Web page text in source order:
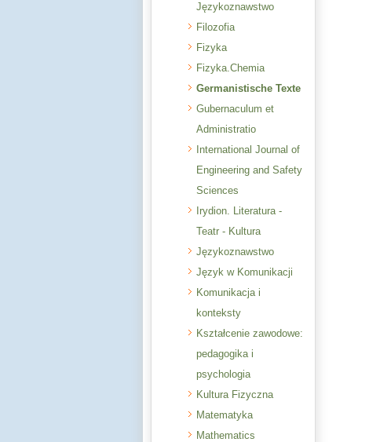
Językoznawstwo
Filozofia
Fizyka
Fizyka.Chemia
Germanistische Texte
Gubernaculum et
Administratio
International Journal of
Engineering and Safety
Sciences
Irydion. Literatura -
Teatr - Kultura
Językoznawstwo
Język w Komunikacji
Komunikacja i
konteksty
Kształcenie zawodowe:
pedagogika i
psychologia
Kultura Fizyczna
Matematyka
Mathematics